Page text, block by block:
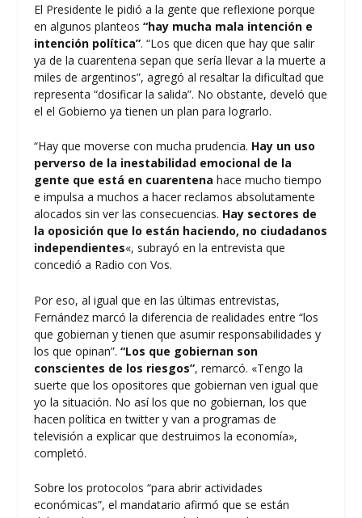
El Presidente le pidió a la gente que reflexione porque
en algunos planteos “hay mucha mala intención e
intención política”. “Los que dicen que hay que salir
ya de la cuarentena sepan que sería llevar a la muerte a
miles de argentinos”, agregó al resaltar la dificultad que
representa “dosificar la salida”. No obstante, develó que
el el Gobierno ya tienen un plan para lograrlo.
“Hay que moverse con mucha prudencia. Hay un uso
perverso de la inestabilidad emocional de la
gente que está en cuarentena hace mucho tiempo
e impulsa a muchos a hacer reclamos absolutamente
alocados sin ver las consecuencias. Hay sectores de
la oposición que lo están haciendo, no ciudadanos
independientes«, subrayó en la entrevista que
concedió a Radio con Vos.
Por eso, al igual que en las últimas entrevistas,
Fernández marcó la diferencia de realidades entre “los
que gobiernan y tienen que asumir responsabilidades y
los que opinan”.“Los que gobiernan son
conscientes de los riesgos”, remarcó. «Tengo la
suerte que los opositores que gobiernan ven igual que
yo la situación. No así los que no gobiernan, los que
hacen política en twitter y van a programas de
televisión a explicar que destruimos la economía»,
completó.
Sobre los protocolos “para abrir actividades
económicas”, el mandatario afirmó que se están